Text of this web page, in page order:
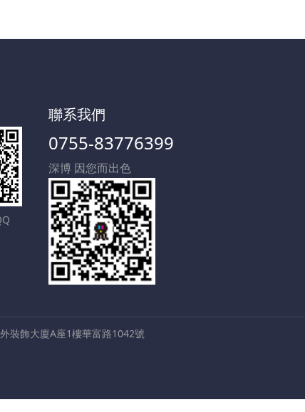
聯系我們
0755-83776399
深博 因您而出色
裝飾大廈A座1樓華富路1042號